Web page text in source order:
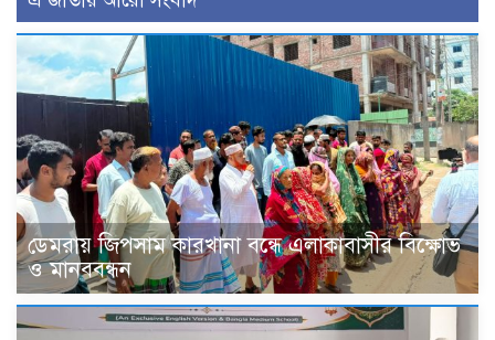
ডেমরায় জিপসাম কারখানা বন্ধে এলাকাবাসীর বিক্ষোভ
ও মানববন্ধন